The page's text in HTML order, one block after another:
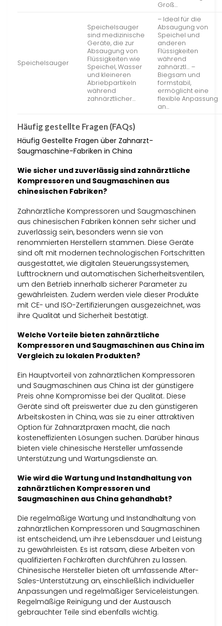
Groß…
Speichelsauger
Speichelsauger
sind medizinische
Geräte, die zur
Absaugung von
Flüssigkeiten wie
Speichel, Wasser
und kleineren
Abriebpartikeln
während
zahnärztlicher…
– Ideal für die
Absaugung von
Speichel und
anderen
Flüssigkeiten
während
zahnärztl… –
Biegsam und
formstabil,
ermöglicht eine
flexible Anpassung
an…
Häufig gestellte Fragen (FAQs)
Häufig Gestellte Fragen über Zahnarzt-
Saugmaschine-Fabriken in China
Wie sicher und zuverlässig sind zahnärztliche
Kompressoren und Saugmaschinen aus
chinesischen Fabriken?
Zahnärztliche Kompressoren und Saugmaschinen
aus chinesischen Fabriken können sehr sicher und
zuverlässig sein, besonders wenn sie von
renommierten Herstellern stammen. Diese Geräte
sind oft mit modernen technologischen Fortschritten
ausgestattet, wie digitalen Steuerungssystemen,
Lufttrocknern und automatischen Sicherheitsventilen,
um den Betrieb innerhalb sicherer Parameter zu
gewährleisten. Zudem werden viele dieser Produkte
mit CE- und ISO-Zertifizierungen ausgezeichnet, was
ihre Qualität und Sicherheit bestätigt.
Welche Vorteile bieten zahnärztliche
Kompressoren und Saugmaschinen aus China im
Vergleich zu lokalen Produkten?
Ein Hauptvorteil von zahnärztlichen Kompressoren
und Saugmaschinen aus China ist der günstigere
Preis ohne Kompromisse bei der Qualität. Diese
Geräte sind oft preiswerter due zu den günstigeren
Arbeitskosten in China, was sie zu einer attraktiven
Option für Zahnarztpraxen macht, die nach
kosteneffizienten Lösungen suchen. Darüber hinaus
bieten viele chinesische Hersteller umfassende
Unterstützung und Wartungsdienste an.
Wie wird die Wartung und Instandhaltung von
zahnärztlichen Kompressoren und
Saugmaschinen aus China gehandhabt?
Die regelmäßige Wartung und Instandhaltung von
zahnärztlichen Kompressoren und Saugmaschinen
ist entscheidend, um ihre Lebensdauer und Leistung
zu gewährleisten. Es ist ratsam, diese Arbeiten von
qualifizierten Fachkräften durchführen zu lassen.
Chinesische Hersteller bieten oft umfassende After-
Sales-Unterstützung an, einschließlich individueller
Anpassungen und regelmäßiger Serviceleistungen.
Regelmäßige Reinigung und der Austausch
gebrauchter Teile sind ebenfalls wichtig.